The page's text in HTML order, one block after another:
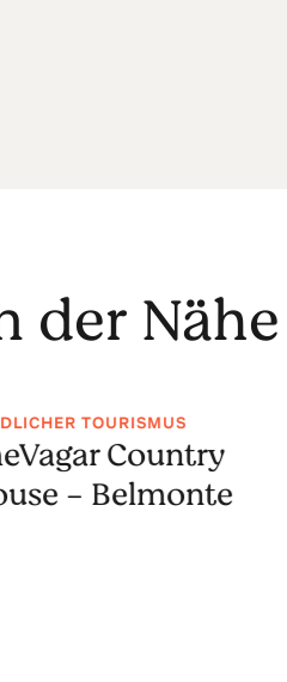
der Nähe
TOURISMUS
Country
- Belmonte